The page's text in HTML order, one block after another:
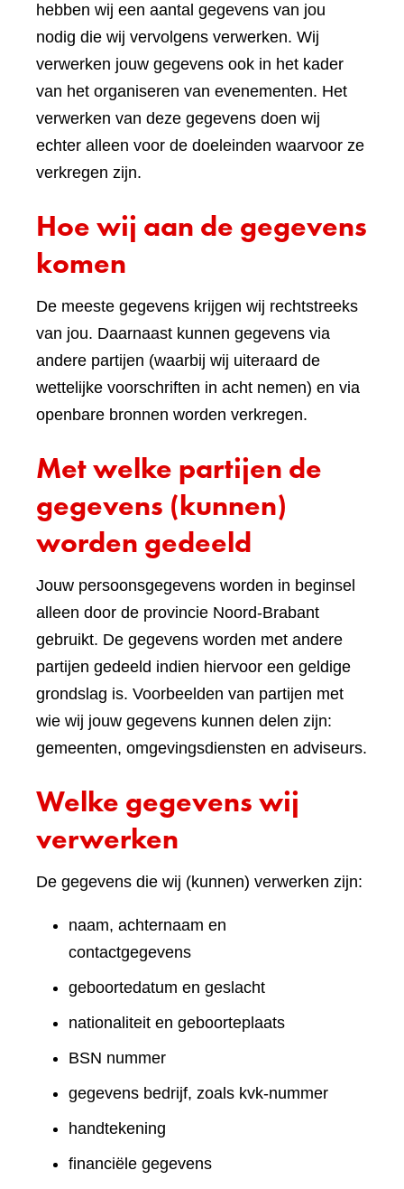
hebben wij een aantal gegevens van jou
nodig die wij vervolgens verwerken. Wij
verwerken jouw gegevens ook in het kader
van het organiseren van evenementen. Het
verwerken van deze gegevens doen wij
echter alleen voor de doeleinden waarvoor ze
verkregen zijn.
Hoe wij aan de gegevens
komen
De meeste gegevens krijgen wij rechtstreeks
van jou. Daarnaast kunnen gegevens via
andere partijen (waarbij wij uiteraard de
wettelijke voorschriften in acht nemen) en via
openbare bronnen worden verkregen.
Met welke partijen de
gegevens (kunnen)
worden gedeeld
Jouw persoonsgegevens worden in beginsel
alleen door de provincie Noord-Brabant
gebruikt. De gegevens worden met andere
partijen gedeeld indien hiervoor een geldige
grondslag is. Voorbeelden van partijen met
wie wij jouw gegevens kunnen delen zijn:
gemeenten, omgevingsdiensten en adviseurs.
Welke gegevens wij
verwerken
De gegevens die wij (kunnen) verwerken zijn:
naam, achternaam en
contactgegevens
geboortedatum en geslacht
nationaliteit en geboorteplaats
BSN nummer
gegevens bedrijf, zoals kvk-nummer
handtekening
financiële gegevens